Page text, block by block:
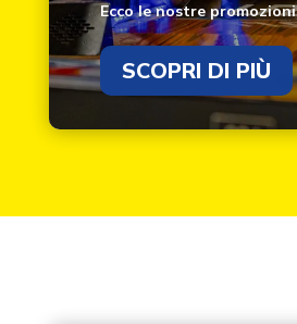
Ecco le nostre promozioni
SCOPRI DI PIÙ